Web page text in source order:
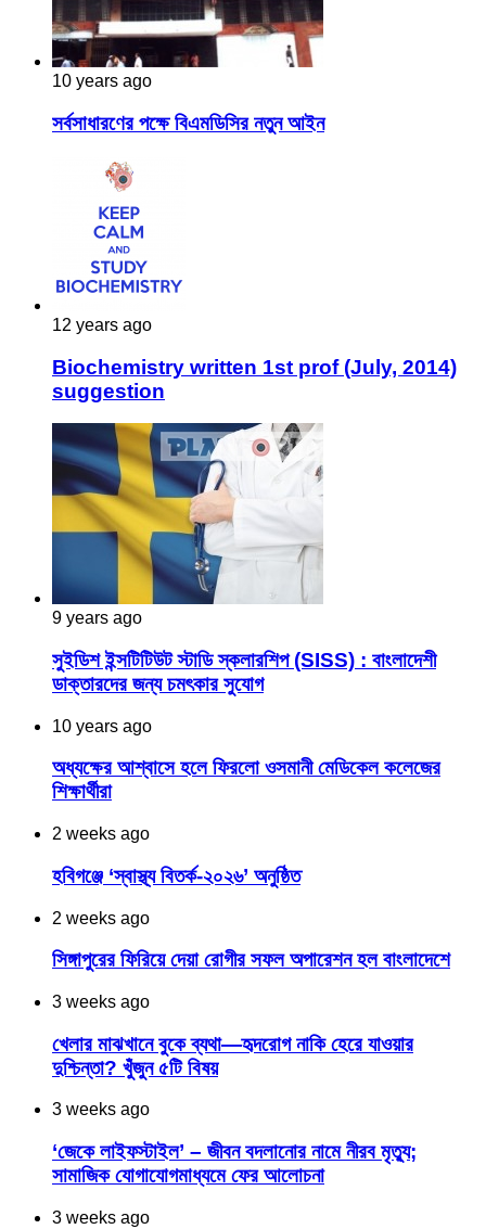
10 years ago
সর্বসাধারণের পক্ষে বিএমডিসির নতুন আইন
12 years ago
Biochemistry written 1st prof (July, 2014)
suggestion
9 years ago
সুইডিশ ইন্সটিটিউট স্টাডি স্কলারশিপ (SISS) : বাংলাদেশী
ডাক্তারদের জন্য চমৎকার সুযোগ
10 years ago
অধ্যক্ষের আশ্বাসে হলে ফিরলো ওসমানী মেডিকেল কলেজের
শিক্ষার্থীরা
2 weeks ago
হবিগঞ্জে ‘স্বাস্থ্য বিতর্ক-২০২৬’ অনুষ্ঠিত
2 weeks ago
সিঙ্গাপুরের ফিরিয়ে দেয়া রোগীর সফল অপারেশন হল বাংলাদেশে
3 weeks ago
খেলার মাঝখানে বুকে ব্যথা—হৃদরোগ নাকি হেরে যাওয়ার
দুশ্চিন্তা? খুঁজুন ৫টি বিষয়
3 weeks ago
‘জেকে লাইফস্টাইল’ – জীবন বদলানোর নামে নীরব মৃত্যু;
সামাজিক যোগাযোগমাধ্যমে ফের আলোচনা
3 weeks ago